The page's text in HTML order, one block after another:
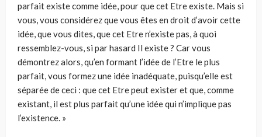
parfait existe comme idée, pour que cet Etre existe. Mais si
vous, vous considérez que vous êtes en droit d’avoir cette
idée, que vous dites, que cet Etre n’existe pas, à quoi
ressemblez-vous, si par hasard Il existe ? Car vous
démontrez alors, qu’en formant l’idée de l’Etre le plus
parfait, vous formez une idée inadéquate, puisqu’elle est
séparée de ceci : que cet Etre peut exister et que, comme
existant, il est plus parfait qu’une idée qui n’implique pas
l’existence. »